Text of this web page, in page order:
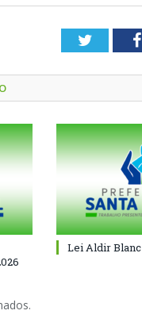
Twitter
Lei Aldir Blanc